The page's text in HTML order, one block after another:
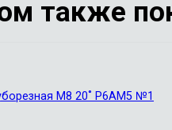
также
М8 20˚ Р6АМ5 №1